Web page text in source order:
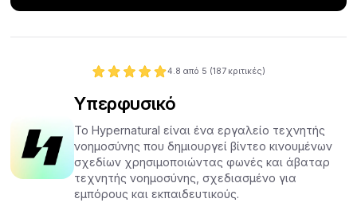
4.8 από 5 (187 κριτικές)
Υπερφυσικό
Το Hypernatural είναι ένα εργαλείο τεχνητής
νοημοσύνης που δημιουργεί βίντεο κινουμένων
σχεδίων χρησιμοποιώντας φωνές και άβαταρ
τεχνητής νοημοσύνης, σχεδιασμένο για
εμπόρους και εκπαιδευτικούς.